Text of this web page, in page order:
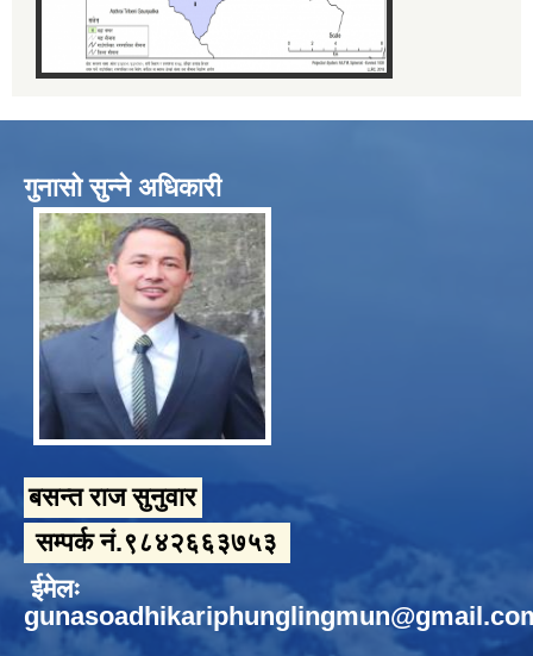
गुनासो सुन्ने अधिकारी
बसन्त राज सुनुवार
सम्पर्क नं.९८४२६६३७५३
ईमेलः